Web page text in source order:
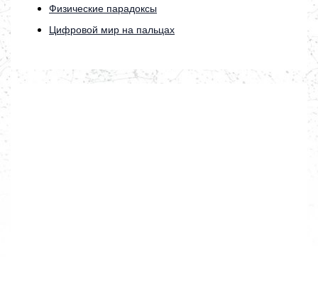
Физические парадоксы
Цифровой мир на пальцах